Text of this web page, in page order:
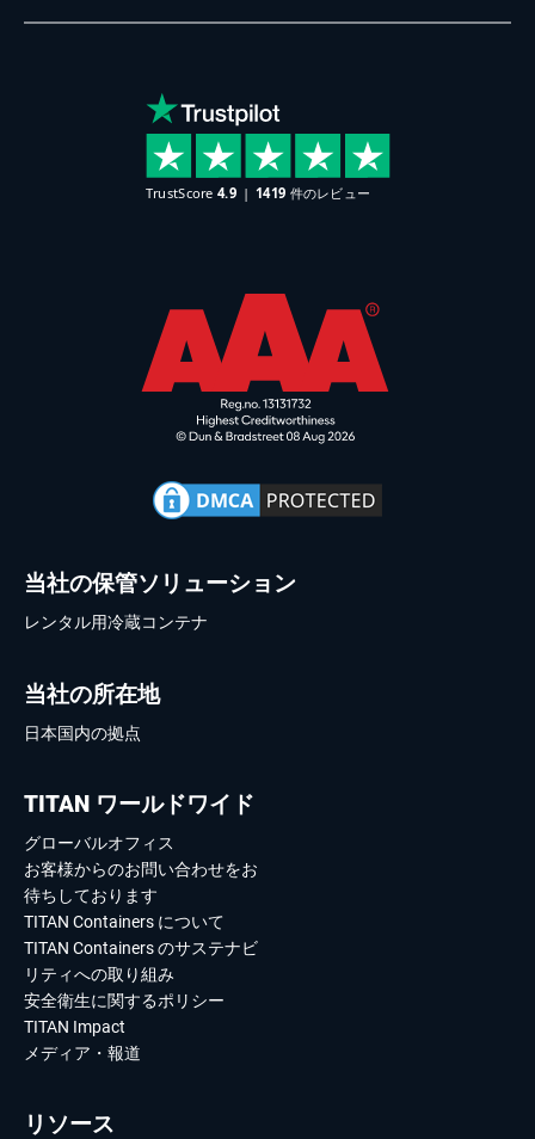
当社の保管ソリューション
レンタル用冷蔵コンテナ
当社の所在地
日本国内の拠点
TITAN ワールドワイド
グローバルオフィス
お客様からのお問い合わせをお
待ちしております
TITAN Containers について
TITAN Containers のサステナビ
リティへの取り組み
安全衛生に関するポリシー
TITAN Impact
メディア・報道
リソース